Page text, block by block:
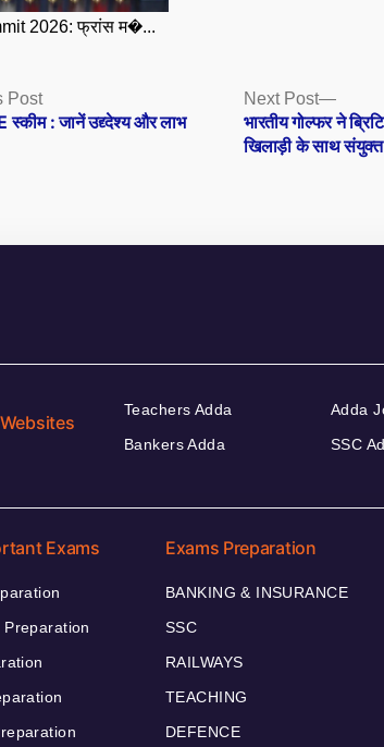
2026: फ्रांस म�...
PostPrevious
post:
: जानें उद्द्देश्य और लाभ
Next Post
Next
post:
भारतीय गोल्फर ने
खिलाड़ी के साथ
Teachers Adda
Bankers Adda
Adda
SSC
Exams
Preparation
Exams Preparation
BANKING & INSURANCE
SSC
RAILWAYS
TEACHING
DEFENCE